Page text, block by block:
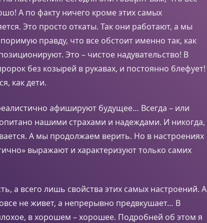
А по факту ничего кроме этих самых
Это просто откаты. Так они работают, а мы
правду, что все обстоит именно так, как
Это – чистое надувательство! В
без козырей в рукавах, и постоянно блефует!
как дети.
афишируют будущее… Всегда – или
нашими страхами и надеждами. И никогда,
А мы продолжаем верить. Но в настроениях
выражают и характеризуют только самих
а всего лишь свойства этих самых настроений. А
не живет, а непрерывно предвкушает… В
в хорошем – хорошее. Подробней об этом я